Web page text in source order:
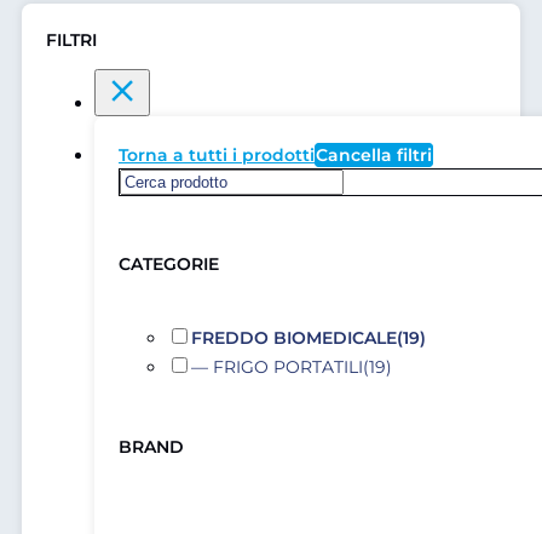
FILTRI
Torna a tutti i prodottiCancella filtri
CATEGORIE
FREDDO BIOMEDICALE(19)
— FRIGO PORTATILI(19)
BRAND